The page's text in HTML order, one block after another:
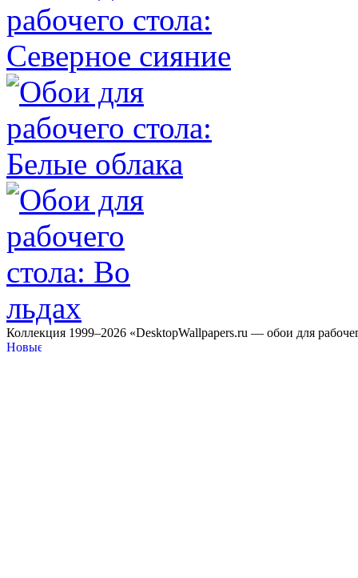
Коллекция 1999–2026 «DesktopWallpapers.ru — обои для